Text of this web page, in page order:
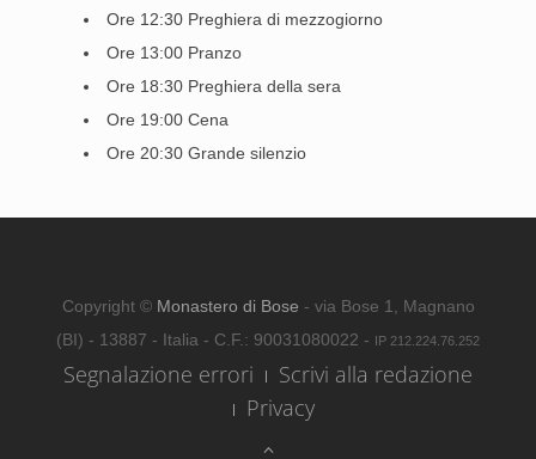
Ore 12:30 Preghiera di mezzogiorno
Ore 13:00 Pranzo
Ore 18:30 Preghiera della sera
Ore 19:00 Cena
Ore 20:30 Grande silenzio
Copyright © Monastero di Bose - via Bose 1, Magnano
(BI) - 13887 - Italia - C.F.: 90031080022 - IP 212.224.76.252
Segnalazione errori
Scrivi alla redazione
Privacy